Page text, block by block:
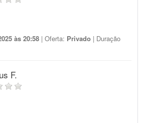
às 20:58 | Oferta: Privado | Duração
F.